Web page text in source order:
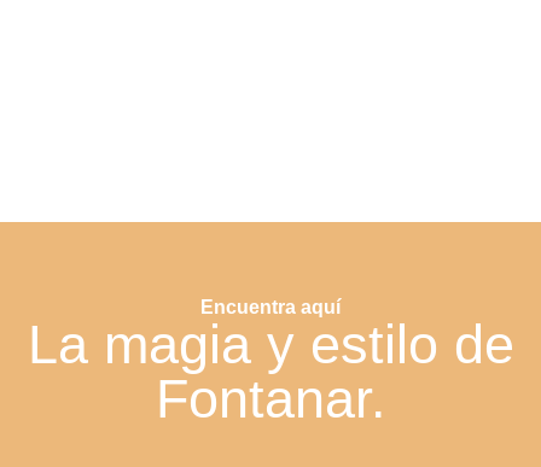
Encuentra aquí
La magia y estilo de
Fontanar.